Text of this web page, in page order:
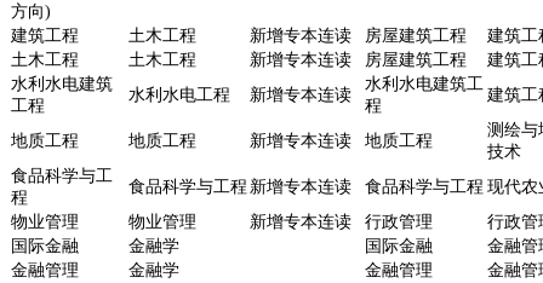
方向)
建筑工程 土木工程 新增专本连读 房屋建筑工程
建筑工
土木工程
土木工程 新增专本连读 房屋建筑工程
建筑工
水利水电建筑
工程
水利水电工程 新增专本连读
水利水电建筑工
程
建筑工
地质工程 地质工程 新增专本连读 地质工程
测绘与
技术
食品科学与工
程
食品科学与工程 新增专本连读 食品科学与工程 现代农
物业管理
物业管理 新增专本连读 行政管理
行政管
国际金融
金融学 国际金融
金融管
金融管理
金融学 金融管理
金融管